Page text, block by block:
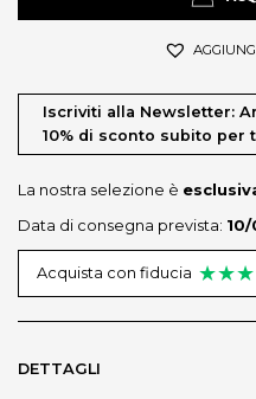
Iscriviti alla Newsletter:
10% di sconto subito per
La nostra selezione è
Data di consegna prevista:
Acquista con fiducia
DETTAGLI